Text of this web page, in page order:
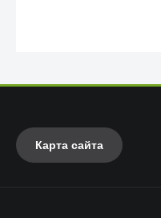
Карта сайта